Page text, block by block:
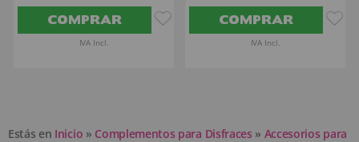
COMPRAR
IVA Incl.
COMPRAR
IVA Incl.
Estás en Inicio » Complementos para Disfraces » Accesorios para